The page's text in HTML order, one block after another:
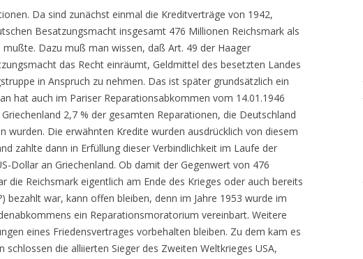
Da sind zunächst einmal die Kreditverträge von 1942,
Besatzungsmacht insgesamt 476 Millionen Reichsmark als
Dazu muß man wissen, daß Art. 49 der Haager
das Recht einräumt, Geldmittel des besetzten Landes
in Anspruch zu nehmen. Das ist später grundsätzlich ein
hat auch im Pariser Reparationsabkommen vom 14.01.1946
2,7 % der gesamten Reparationen, die Deutschland
wurden. Die erwähnten Kredite wurden ausdrücklich von diesem
zahlte dann in Erfüllung dieser Verbindlichkeit im Laufe der
Dollar an Griechenland. Ob damit der Gegenwert von 476
die Reichsmark eigentlich am Ende des Krieges oder auch bereits
bezahlt war, kann offen bleiben, denn im Jahre 1953 wurde im
ein Reparationsmoratorium vereinbart. Weitere
eines Friedensvertrages vorbehalten bleiben. Zu dem kam es
schlossen die alliierten Sieger des Zweiten Weltkrieges USA,